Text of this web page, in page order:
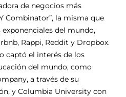
de negocios más
Combinator”, la misma que
del mundo,
Rappi, Reddit y Dropbox.
captó el interés de los
del mundo, como
a través de su
y Columbia University con